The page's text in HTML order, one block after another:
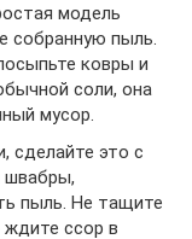
модель
собранную пыль.
ковры и
соли, она
мусор.
сделайте это с
швабры,
пыль. Не тащите
ждите ссор в